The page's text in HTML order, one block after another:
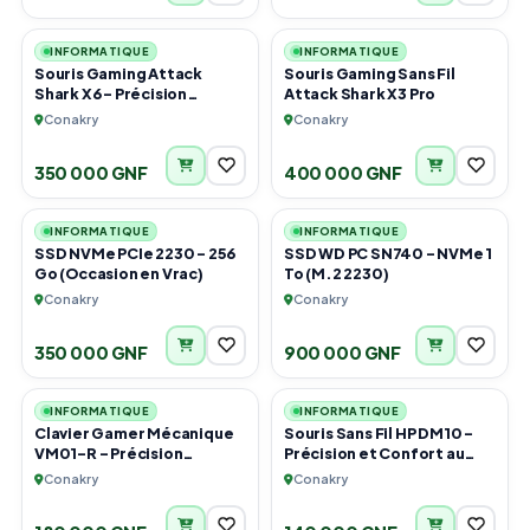
1
INFORMATIQUE
Souris Gaming Attack
Shark X6 – Précision
Absolue & Recharge
Conakry
350 000 GNF
1
INFORMATIQUE
Souris Gaming Sans Fil
Attack Shark X3 Pro
Conakry
400 000 GNF
1
INFORMATIQUE
SSD NVMe PCIe 2230 – 256
Go (Occasion en Vrac)
Conakry
350 000 GNF
2
INFORMATIQUE
SSD WD PC SN740 – NVMe 1
To (M.2 2230)
Conakry
900 000 GNF
2
INFORMATIQUE
Clavier Gamer Mécanique
VM01-R – Précision
Absolue & Rétroéclairage
Conakry
1
INFORMATIQUE
Souris Sans Fil HP DM10 –
Précision et Confort au
Rendez-vous !
Conakry